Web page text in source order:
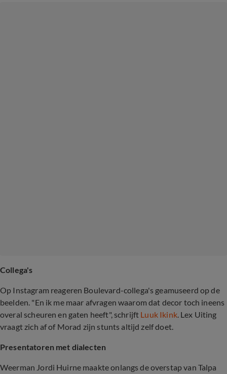
Collega's
Op Instagram reageren Boulevard-collega's geamuseerd op de
beelden. "En ik me maar afvragen waarom dat decor toch ineens
overal scheuren en gaten heeft", schrijft Luuk Ikink. Lex Uiting
vraagt zich af of Morad zijn stunts altijd zelf doet.
Presentatoren met dialecten
Weerman Jordi Huirne maakte onlangs de overstap van Talpa